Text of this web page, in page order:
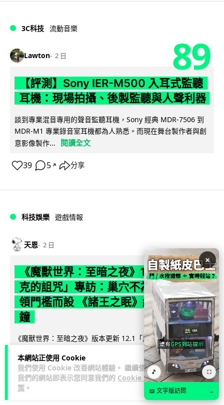
本網站正使用 Cookie
我們使用 Cookie 改善網站體驗。 繼續使用
我們的網站即表示您同意我們的 Cookie 政
策 。
3C科技 流動音樂
Lawton 2 日 89
【評測】Sony IER-M500 入耳式監聽
耳機：現場拍攝、後製監聽與人聲利器
談到專業混音專用的聲音監聽耳機，Sony 經典 MDR-7506 到
MDR-M1 專業錄音室耳機都為人熟悉。而現在舞台製作者與創
意影像製作...
閱讀全文
39 5 ↗ 分享
科技娛樂 遊戲情報
天恩 2 日
《魔獸世界：至暗之夜》12.1 「烏拉特
克的詛咒」專訪：巢穴不為提高世界首
領門檻而設 《諸王之眠》縮短約 10 分
鐘
《魔獸世界：至暗之夜》版本更新 12.1「烏拉特克的詛咒」將
於 8 月 13 日正式上線，帶來全新區域「盤蛇島」、地城「毒牙
祭壇」、新型態世... 閱讀全文
116 分享
×
🎵 ⛶
📖 文字版訪問 →